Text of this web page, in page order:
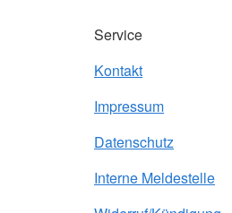
Service
Kontakt
Impressum
Datenschutz
Interne Meldestelle